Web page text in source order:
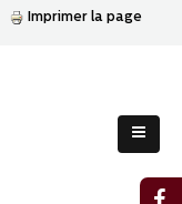
Imprimer la page